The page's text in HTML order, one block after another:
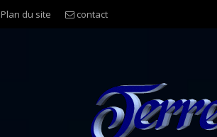
Plan du site contact